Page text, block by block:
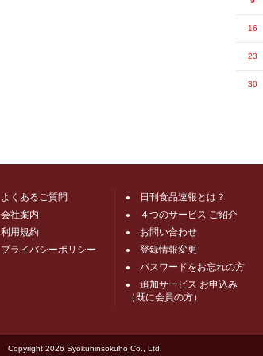
16
23
30
よくあるご質問
会社案内
利用規約
プライバシーポリシー
日刊食品速報とは？
４つのサービス ご紹介
お問い合わせ
登録情報変更
パスワードをお忘れの方
追加サービス お申込み
（既に会員の方）
Copyright 2026 Syokuhinsokuho Co., Ltd.